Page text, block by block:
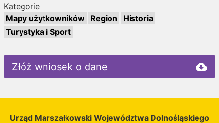
Kategorie
Mapy użytkowników
Region
Historia
Turystyka i Sport
Złóż wniosek o dane cloud_download
Urząd Marszałkowski Województwa Dolnośląskiego